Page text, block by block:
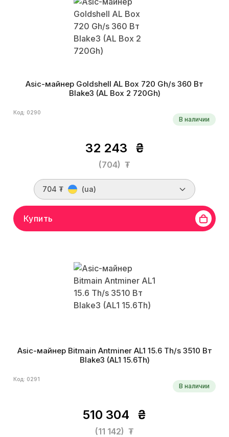
Asic-майнер Goldshell AL Box 720 Gh/s 360 Вт
Blake3 (AL Box 2 720Gh)
Код: 0290
В наличии
32 243 ₴
(704) ₮
704 ₮ (ua)
Купить
Asic-майнер Bitmain Antminer AL1 15.6 Th/s 3510 Вт
Blake3 (AL1 15.6Th)
Код: 0291
В наличии
510 304 ₴
(11 142) ₮